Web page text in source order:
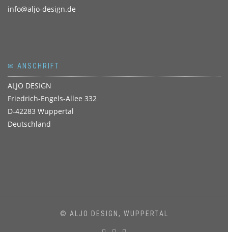
info@aljo-design.de
✉ ANSCHRIFT
ALJO DESIGN
Friedrich-Engels-Allee 332
D-42283 Wuppertal
Deutschland
© ALJO DESIGN, WUPPERTAL